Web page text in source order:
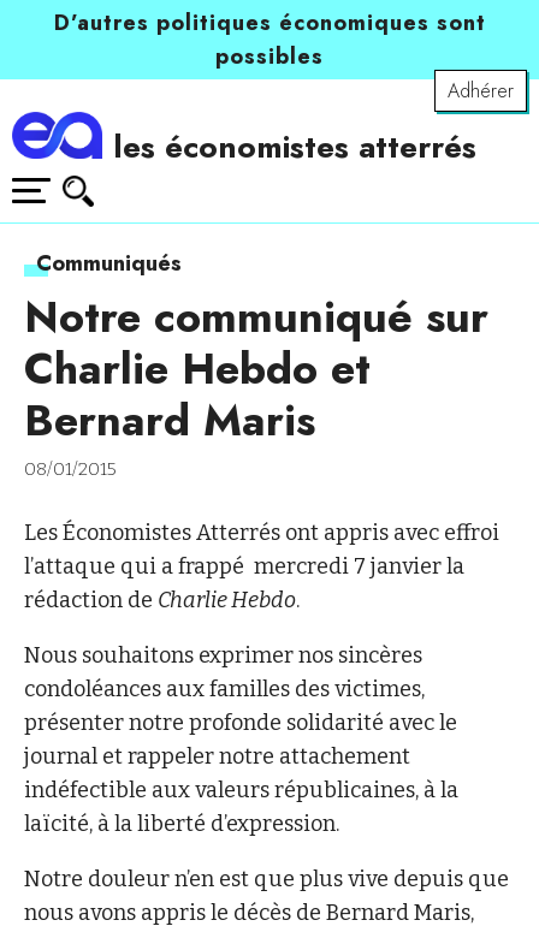
D’autres politiques économiques sont
possibles
Adhérer
les économistes atterrés
Communiqués
Notre communiqué sur
Charlie Hebdo et
Bernard Maris
08/01/2015
Les Économistes Atterrés ont appris avec effroi
l’attaque qui a frappé mercredi 7 janvier la
rédaction de Charlie Hebdo.
Nous souhaitons exprimer nos sincères
condoléances aux familles des victimes,
présenter notre profonde solidarité avec le
journal et rappeler notre attachement
indéfectible aux valeurs républicaines, à la
laïcité, à la liberté d’expression.
Notre douleur n’en est que plus vive depuis que
nous avons appris le décès de Bernard Maris,